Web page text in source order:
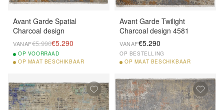
Avant Garde Spatial
Charcoal design
VANAF€5.990€5.290
OP VOORRAAD
OP MAAT BESCHIKBAAR
Avant Garde Twilight
Charcoal design 4581
VANAF€5.290
OP BESTELLING
OP MAAT BESCHIKBAAR